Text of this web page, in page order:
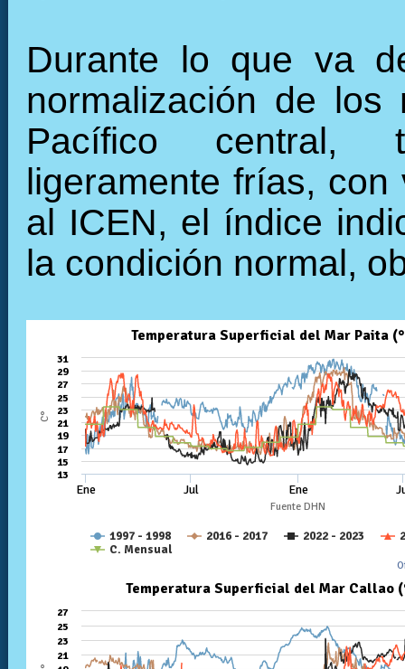
Durante lo que va
normalización de
Pacífico central,
ligeramente frías,
al ICEN, el índice
la condición normal,